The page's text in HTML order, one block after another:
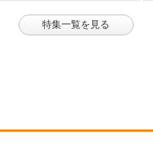
特集一覧を見る